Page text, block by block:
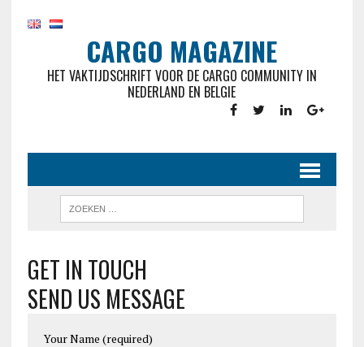
CARGO MAGAZINE
HET VAKTIJDSCHRIFT VOOR DE CARGO COMMUNITY IN
NEDERLAND EN BELGIE
GET IN TOUCH
SEND US MESSAGE
Your Name (required)